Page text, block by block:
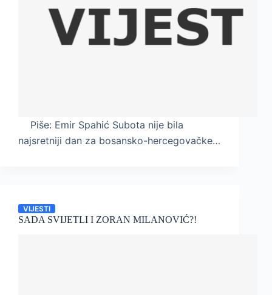
Piše: Emir Spahić Subota nije bila
najsretniji dan za bosansko-hercegovačke…
VIJESTI
SADA SVIJETLI I ZORAN MILANOVIĆ?!